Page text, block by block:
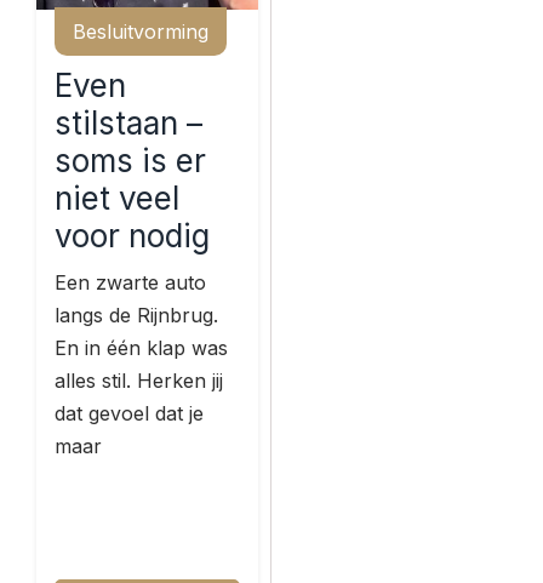
Besluitvorming
Even
stilstaan –
soms is er
niet veel
voor nodig
Een zwarte auto
langs de Rijnbrug.
En in één klap was
alles stil. Herken jij
dat gevoel dat je
maar